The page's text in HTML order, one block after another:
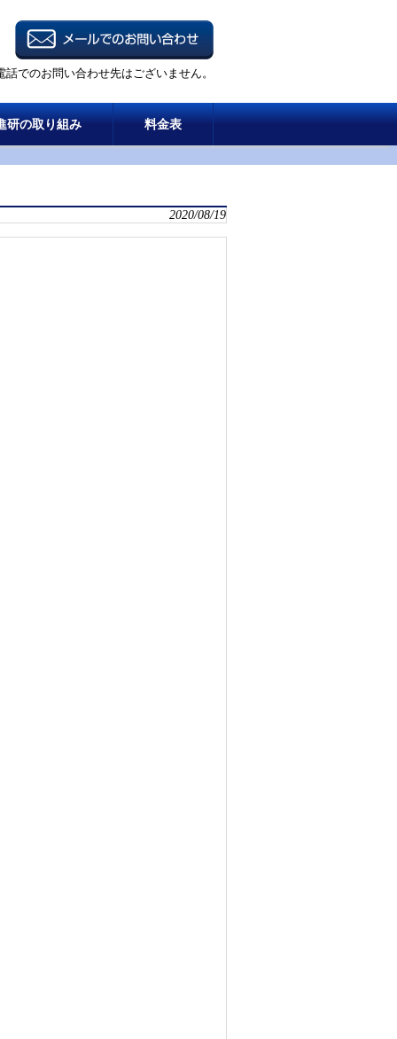
話でのお問い合わせ先はございません。
研の取り組み 料金表
2020/08/19